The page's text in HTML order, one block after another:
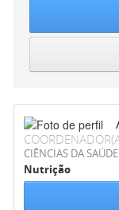
CIÊNCIAS DA SAÚDE
Nutrição